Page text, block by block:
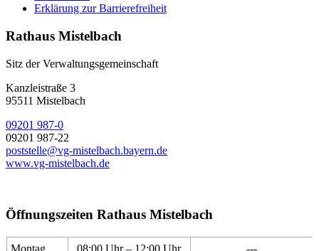
Erklärung zur Barrierefreiheit
Rathaus Mistelbach
Sitz der Verwaltungsgemeinschaft
Kanzleistraße 3
95511 Mistelbach
09201 987-0
09201 987-22
poststelle@vg-mistelbach.bayern.de
www.vg-mistelbach.de
Öffnungszeiten Rathaus Mistelbach